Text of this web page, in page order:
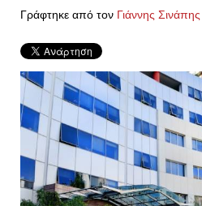
Γράφτηκε από τον Γιάννης Σινάπης